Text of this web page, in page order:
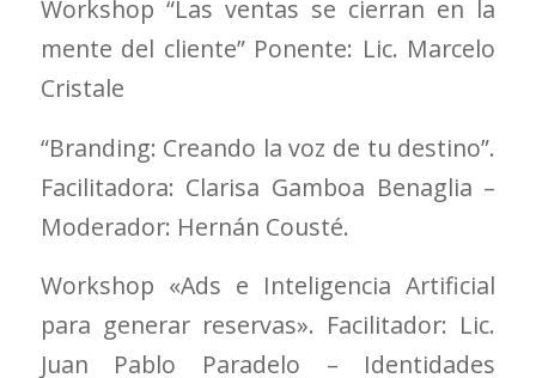
Workshop “Las ventas se cierran en la
mente del cliente” Ponente: Lic. Marcelo
Cristale
“Branding: Creando la voz de tu destino”.
Facilitadora: Clarisa Gamboa Benaglia –
Moderador: Hernán Cousté.
Workshop «Ads e Inteligencia Artificial
para generar reservas». Facilitador: Lic.
Juan Pablo Paradelo – Identidades